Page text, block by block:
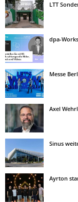
LTT
dpa-
Messe
Axel
Sinus
Ayrton